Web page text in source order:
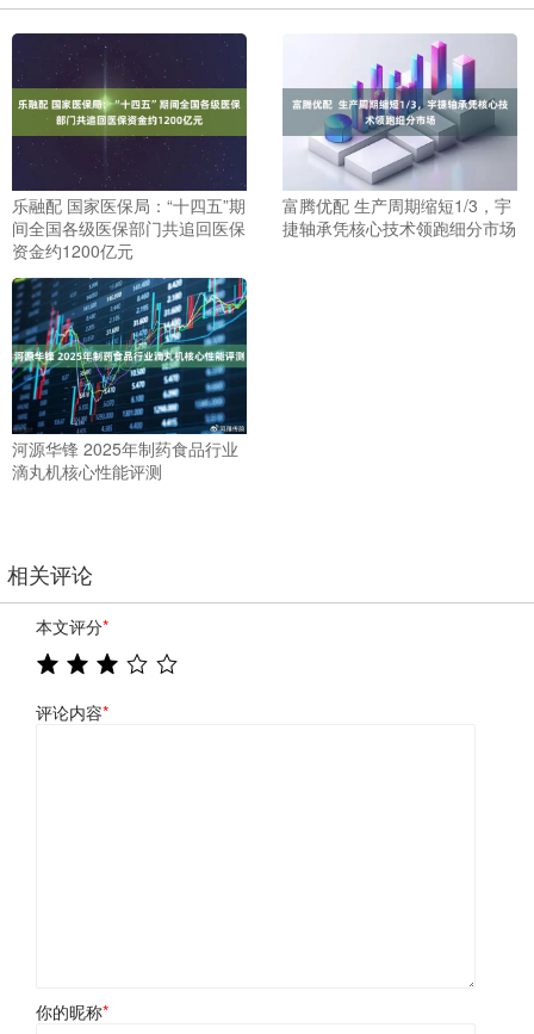
乐融配 国家医保局：“十四五”期
间全国各级医保部门共追回医保
资金约1200亿元
富腾优配 生产周期缩短1/3，宇
捷轴承凭核心技术领跑细分市场
河源华锋 2025年制药食品行业
滴丸机核心性能评测
相关评论
本文评分*
评论内容*
你的昵称*